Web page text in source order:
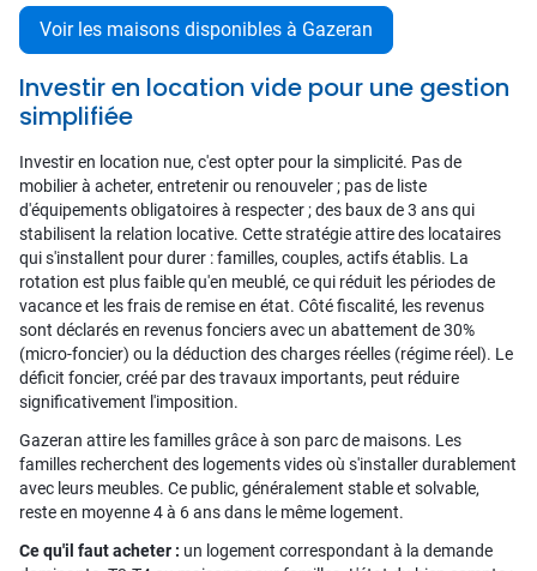
Voir les maisons disponibles à Gazeran
Investir en location vide pour une gestion
simplifiée
Investir en location nue, c'est opter pour la simplicité. Pas de
mobilier à acheter, entretenir ou renouveler ; pas de liste
d'équipements obligatoires à respecter ; des baux de 3 ans qui
stabilisent la relation locative. Cette stratégie attire des locataires
qui s'installent pour durer : familles, couples, actifs établis. La
rotation est plus faible qu'en meublé, ce qui réduit les périodes de
vacance et les frais de remise en état. Côté fiscalité, les revenus
sont déclarés en revenus fonciers avec un abattement de 30%
(micro-foncier) ou la déduction des charges réelles (régime réel). Le
déficit foncier, créé par des travaux importants, peut réduire
significativement l'imposition.
Gazeran attire les familles grâce à son parc de maisons. Les
familles recherchent des logements vides où s'installer durablement
avec leurs meubles. Ce public, généralement stable et solvable,
reste en moyenne 4 à 6 ans dans le même logement.
Ce qu'il faut acheter : un logement correspondant à la demande